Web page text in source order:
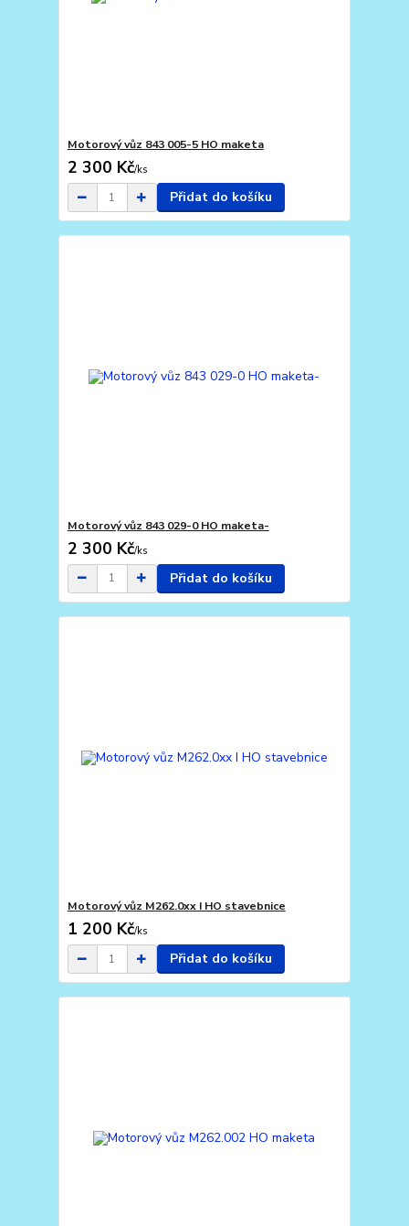
Motorový vůz 843 005-5 HO maketa
2 300 Kč/ks
Přidat do košíku
Motorový vůz 843 029-0 HO maketa-
2 300 Kč/ks
Přidat do košíku
Motorový vůz M262.0xx I HO stavebnice
1 200 Kč/ks
Přidat do košíku